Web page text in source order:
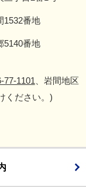
1532番地
5140番地
77-1101 、岩間地区
ください。)